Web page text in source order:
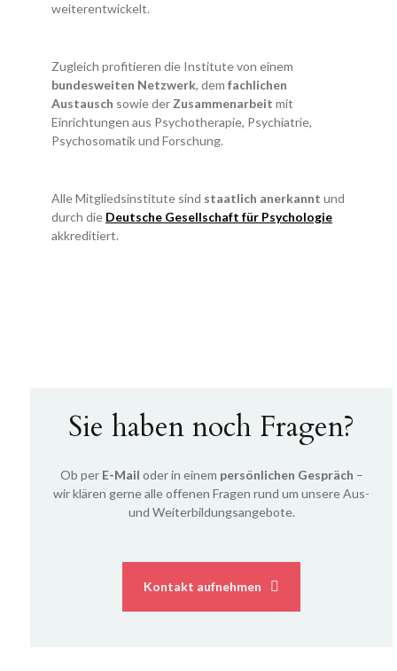
weiterentwickelt.
Zugleich profitieren die Institute von einem
bundesweiten Netzwerk, dem fachlichen
Austausch sowie der Zusammenarbeit mit
Einrichtungen aus Psychotherapie, Psychiatrie,
Psychosomatik und Forschung.
Alle Mitgliedsinstitute sind staatlich anerkannt und
durch die Deutsche Gesellschaft für Psychologie
akkreditiert.
Sie haben noch Fragen?
Ob perE-Mail oder in einem persönlichen Gespräch –
wir klären gerne alle offenen Fragen rund um unsere Aus-
und Weiterbildungsangebote.
Kontakt aufnehmen